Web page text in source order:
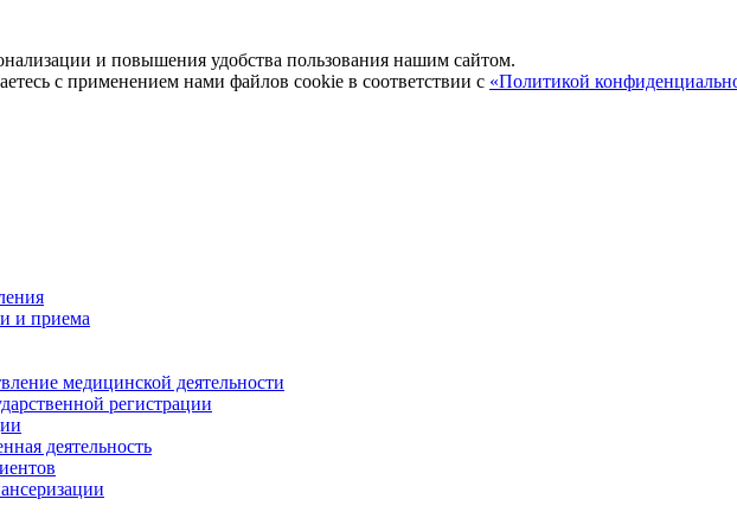
и повышения удобства пользования нашим сайтом.
с применением нами файлов cookie в соответствии с «Политикой
и приема
медицинской деятельности
регистрации
деятельность